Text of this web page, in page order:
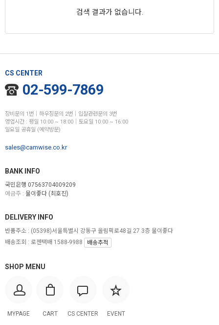
검색 결과가 없습니다.
CS CENTER
02-599-7869
장비문의 1번│하우징문의 2번│입찰관련문의 3번
영업시간 : 평일 10:00 ~ 18:00│토요일 10:00 ~ 16:00
일요일 공휴일 (예약방문)
sales@camwise.co.kr
BANK INFO
국민은행 07563704009209
예금주 : 물이좋다 (최호진)
SHOP MENU
MYPAGE CART CS CENTER EVENT
DELIVERY INFO
반품주소 : (05398)서울특별시 강동구 올림픽로48길 27 3층 물이좋다
배송조회 : 로젠택배 1588-9988
배송추적